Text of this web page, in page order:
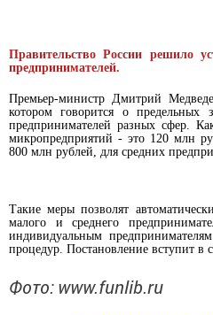
Правительство России решило
предпринимателей.
Премьер-министр Дмитрий
котором говорится о предельных
предпринимателей разных сфер.
микропредприятий - это 120 млн
800 млн рублей, для средних
Такие меры позволят
малого и среднего
индивидуальным
процедур. Постановление вступит в
Фото:www.funlib.ru